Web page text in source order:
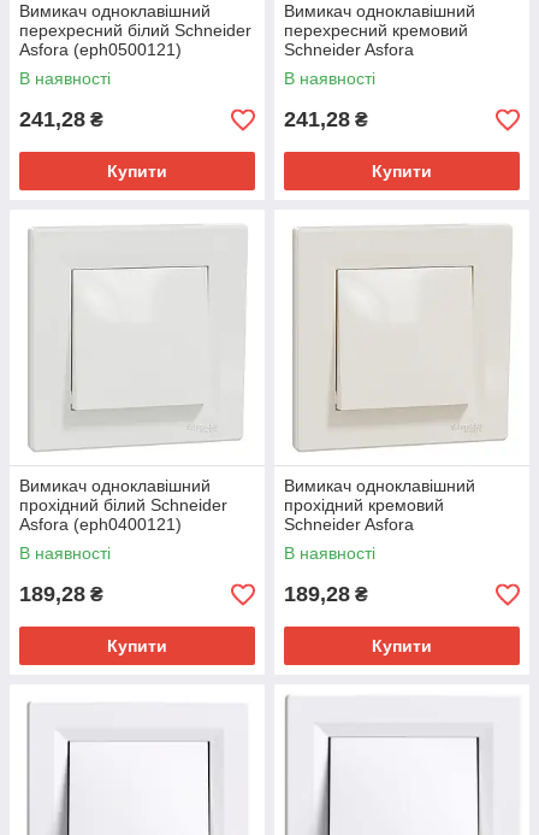
Вимикач одноклавішний
перехресний білий Schneider
Asfora (eph0500121)
В наявності
241,28 ₴
Купити
Вимикач одноклавішний
перехресний кремовий
Schneider Asfora
(eph0500123)
В наявності
241,28 ₴
Купити
Вимикач одноклавішний
прохідний білий Schneider
Asfora (eph0400121)
В наявності
189,28 ₴
Купити
Вимикач одноклавішний
прохідний кремовий
Schneider Asfora
(eph0400123)
В наявності
189,28 ₴
Купити